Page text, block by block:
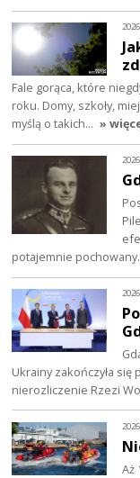
Fale gorąca, które
roku. Domy, szkoły,
myślą o takich… »
potajemnie
Ukrainy zakończyła
nierozliczenie Rzezi
Aż